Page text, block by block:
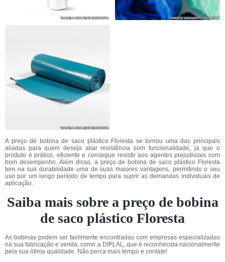
A preço de bobina de saco plástico Floresta se tornou uma das principais
aliadas para quem deseja aliar resistência com funcionalidade, já que o
produto é prático, eficiente e consegue resistir aos agentes prejudiciais com
bom desempenho. Além disso, a preço de bobina de saco plástico Floresta
tem na sua durabilidade uma de suas maiores vantagens, permitindo o seu
uso por um longo período de tempo para suprir as demandas individuais de
aplicação.
Saiba mais sobre a preço de bobina
de saco plástico Floresta
As bobinas podem ser facilmente encontradas com empresas especializadas
na sua fabricação e venda, como a DIPLAL, que é reconhecida nacionalmente
pela sua ótima qualidade. Não perca mais tempo e contate!